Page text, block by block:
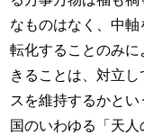
なものはなく、中
転化することのみ
きることは、対立
スを維持するかと
国のいわゆる「天